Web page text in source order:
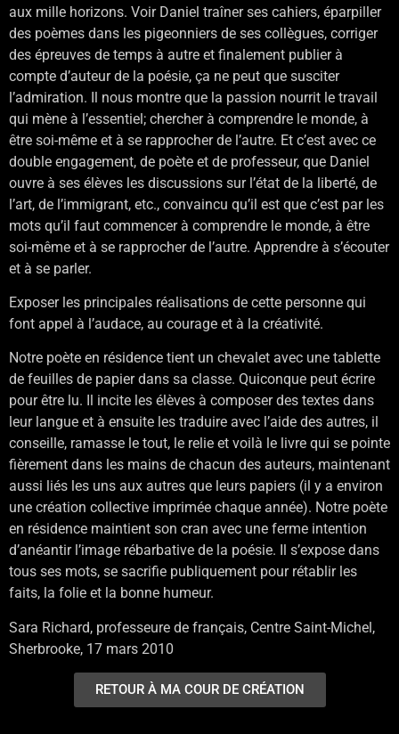
aux mille horizons. Voir Daniel traîner ses cahiers, éparpiller
des poèmes dans les pigeonniers de ses collègues, corriger
des épreuves de temps à autre et finalement publier à
compte d’auteur de la poésie, ça ne peut que susciter
l’admiration. Il nous montre que la passion nourrit le travail
qui mène à l’essentiel; chercher à comprendre le monde, à
être soi-même et à se rapprocher de l’autre. Et c’est avec ce
double engagement, de poète et de professeur, que Daniel
ouvre à ses élèves les discussions sur l’état de la liberté, de
l’art, de l’immigrant, etc., convaincu qu’il est que c’est par les
mots qu’il faut commencer à comprendre le monde, à être
soi-même et à se rapprocher de l’autre. Apprendre à s’écouter
et à se parler.
Exposer les principales réalisations de cette personne qui
font appel à l’audace, au courage et à la créativité.
Notre poète en résidence tient un chevalet avec une tablette
de feuilles de papier dans sa classe. Quiconque peut écrire
pour être lu. Il incite les élèves à composer des textes dans
leur langue et à ensuite les traduire avec l’aide des autres, il
conseille, ramasse le tout, le relie et voilà le livre qui se pointe
fièrement dans les mains de chacun des auteurs, maintenant
aussi liés les uns aux autres que leurs papiers (il y a environ
une création collective imprimée chaque année). Notre poète
en résidence maintient son cran avec une ferme intention
d’anéantir l’image rébarbative de la poésie. Il s’expose dans
tous ses mots, se sacrifie publiquement pour rétablir les
faits, la folie et la bonne humeur.
Sara Richard, professeure de français, Centre Saint-Michel,
Sherbrooke, 17 mars 2010
RETOUR À MA COUR DE CRÉATION